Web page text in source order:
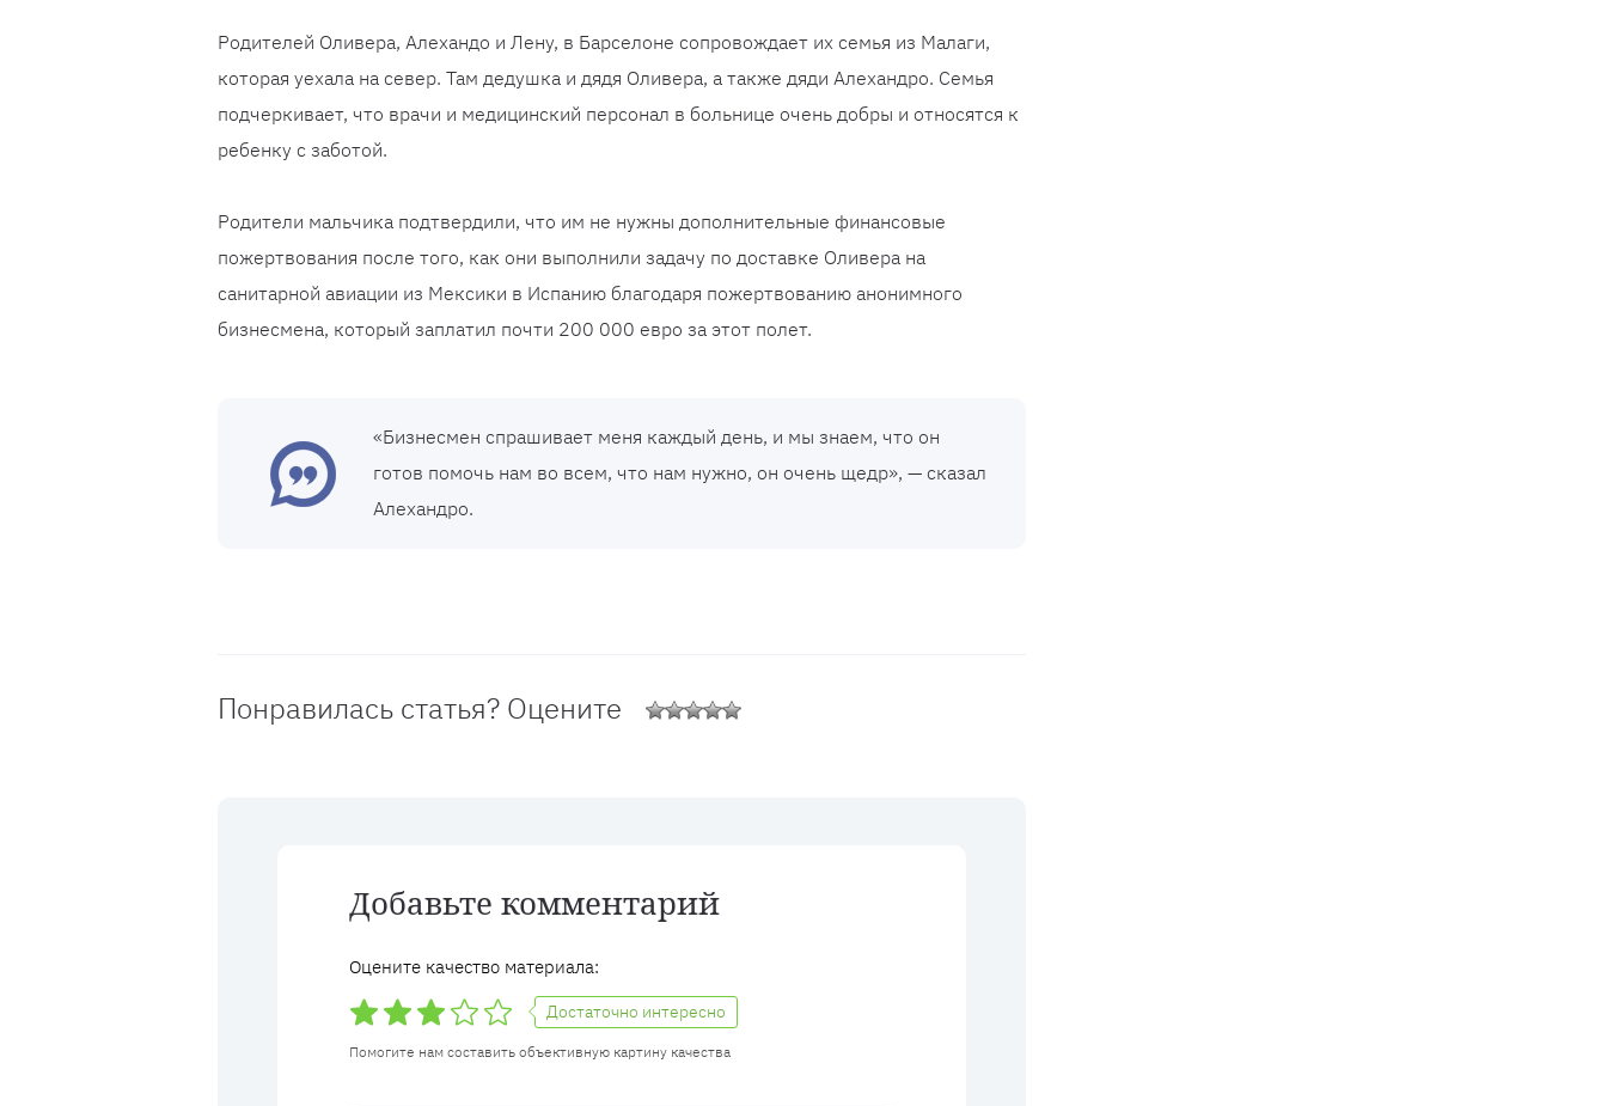
Родителей Оливера, Алехандо и Лену, в Барселоне сопровождает их семья из Малаги,
которая уехала на север. Там дедушка и дядя Оливера, а также дяди Алехандро. Семья
подчеркивает, что врачи и медицинский персонал в больнице очень добры и относятся к
ребенку с заботой.
Родители мальчика подтвердили, что им не нужны дополнительные финансовые
пожертвования после того, как они выполнили задачу по доставке Оливера на
санитарной авиации из Мексики в Испанию благодаря пожертвованию анонимного
бизнесмена, который заплатил почти 200 000 евро за этот полет.
«Бизнесмен спрашивает меня каждый день, и мы знаем, что он
готов помочь нам во всем, что нам нужно, он очень щедр», — сказал
Алехандро.
Понравилась статья? Оцените
Добавьте комментарий
Оцените качество материала:
Достаточно интересно
Помогите нам составить объективную картину качества